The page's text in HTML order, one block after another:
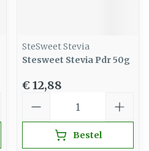
SteSweet Stevia
Stesweet Stevia Pdr 50g
€ 12,88
Bestel